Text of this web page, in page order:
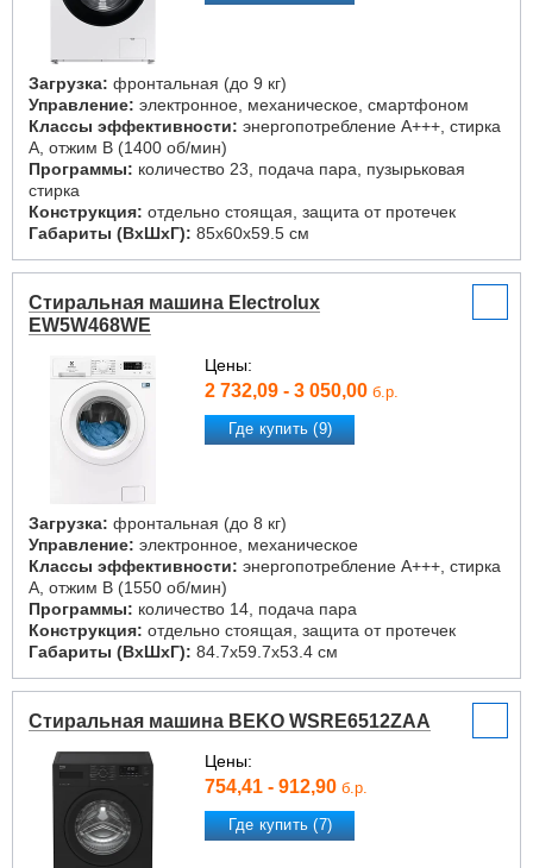
Загрузка: фронтальная (до 9 кг)
Управление: электронное, механическое, смартфоном
Классы эффективности: энергопотребление A+++, стирка
A, отжим B (1400 об/мин)
Программы: количество 23, подача пара, пузырьковая
стирка
Конструкция: отдельно стоящая, защита от протечек
Габариты (ВxШxГ): 85x60x59.5 см
Стиральная машина Electrolux
EW5W468WE
Цены:
2 732,09 - 3 050,00 б.р.
Где купить (9)
Загрузка: фронтальная (до 8 кг)
Управление: электронное, механическое
Классы эффективности: энергопотребление A+++, стирка
A, отжим B (1550 об/мин)
Программы: количество 14, подача пара
Конструкция: отдельно стоящая, защита от протечек
Габариты (ВxШxГ): 84.7x59.7x53.4 см
Стиральная машина BEKO WSRE6512ZAA
Цены:
754,41 - 912,90 б.р.
Где купить (7)